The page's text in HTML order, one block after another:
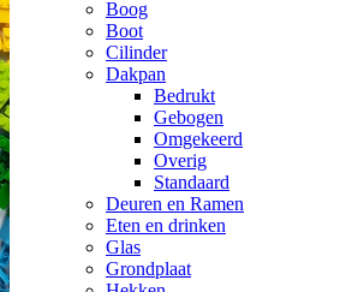
Boog
Boot
Cilinder
Dakpan
Bedrukt
Gebogen
Omgekeerd
Overig
Standaard
Deuren en Ramen
Eten en drinken
Glas
Grondplaat